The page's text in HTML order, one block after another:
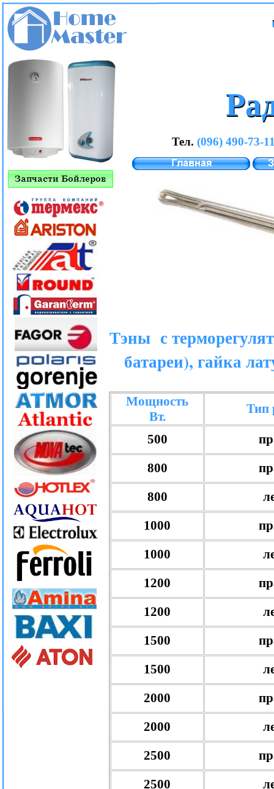
Мощность
Вт.
Тип
500
800
800
1000
1000
1200
1200
1500
1500
2000
2000
2500
2500
Тэны с
батареи), гайка
Тел. (096) 490-73-